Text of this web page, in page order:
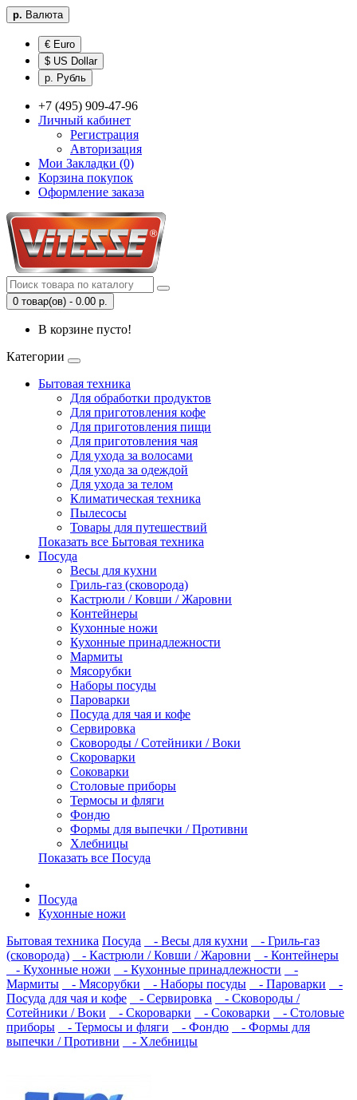
р. Валюта
€ Euro
$ US Dollar
р. Рубль
+7 (495) 909-47-96
Личный кабинет
Регистрация
Авторизация
Мои Закладки (0)
Корзина покупок
Оформление заказа
0 товар(ов) - 0.00 р.
В корзине пусто!
Категории
Бытовая техника
Для обработки продуктов
Для приготовления кофе
Для приготовления пищи
Для приготовления чая
Для ухода за волосами
Для ухода за одеждой
Для ухода за телом
Климатическая техника
Пылесосы
Товары для путешествий
Показать все Бытовая техника
Посуда
Весы для кухни
Гриль-газ (сковорода)
Кастрюли / Ковши / Жаровни
Контейнеры
Кухонные ножи
Кухонные принадлежности
Мармиты
Мясорубки
Наборы посуды
Пароварки
Посуда для чая и кофе
Сервировка
Сковороды / Сотейники / Воки
Скороварки
Соковарки
Столовые приборы
Термосы и фляги
Фондю
Формы для выпечки / Противни
Хлебницы
Показать все Посуда
Посуда
Кухонные ножи
Бытовая техника Посуда - Весы для кухни
- Гриль-газ
(сковорода)
- Кастрюли / Ковши / Жаровни
- Контейнеры
- Кухонные ножи
- Кухонные принадлежности
-
Мармиты
- Мясорубки - Наборы посуды - Пароварки
-
Посуда для чая и кофе
- Сервировка
- Сковороды /
Сотейники / Воки
- Скороварки - Соковарки
- Столовые
приборы
- Термосы и фляги - Фондю
- Формы для
выпечки / Противни
- Хлебницы